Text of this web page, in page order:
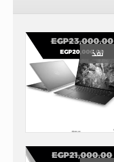
Dell Precision 5540
EGP23,000.00
EGP20,000.00
نفذ
EGP21,000.00